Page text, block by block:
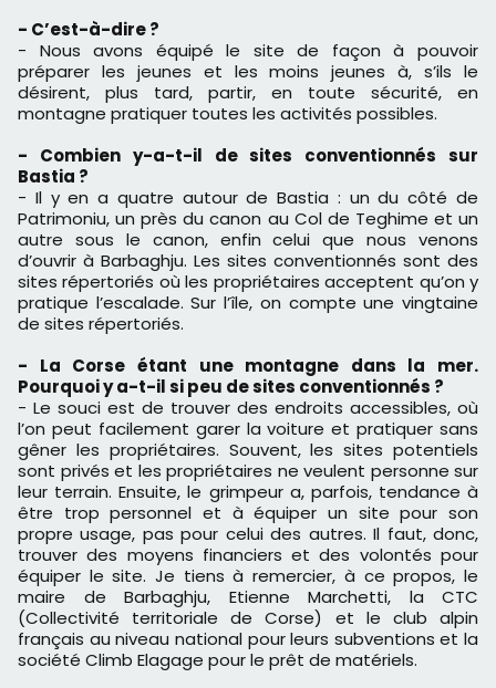
- C’est-à-dire ?
- Nous avons équipé le site de façon à pouvoir
préparer les jeunes et les moins jeunes à, s’ils le
désirent, plus tard, partir, en toute sécurité, en
montagne pratiquer toutes les activités possibles.
- Combien y-a-t-il de sites conventionnés sur
Bastia ?
- Il y en a quatre autour de Bastia : un du côté de
Patrimoniu, un près du canon au Col de Teghime et un
autre sous le canon, enfin celui que nous venons
d’ouvrir à Barbaghju. Les sites conventionnés sont des
sites répertoriés où les propriétaires acceptent qu’on y
pratique l’escalade. Sur l’île, on compte une vingtaine
de sites répertoriés.
- La Corse étant une montagne dans la mer.
Pourquoi y a-t-il si peu de sites conventionnés ?
- Le souci est de trouver des endroits accessibles, où
l’on peut facilement garer la voiture et pratiquer sans
gêner les propriétaires. Souvent, les sites potentiels
sont privés et les propriétaires ne veulent personne sur
leur terrain. Ensuite, le grimpeur a, parfois, tendance à
être trop personnel et à équiper un site pour son
propre usage, pas pour celui des autres. Il faut, donc,
trouver des moyens financiers et des volontés pour
équiper le site. Je tiens à remercier, à ce propos, le
maire de Barbaghju, Etienne Marchetti, la CTC
(Collectivité territoriale de Corse) et le club alpin
français au niveau national pour leurs subventions et la
société Climb Elagage pour le prêt de matériels.